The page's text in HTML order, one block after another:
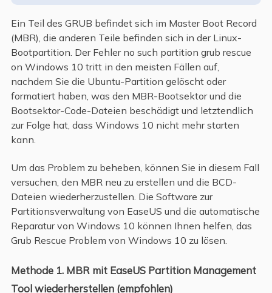
Ein Teil des GRUB befindet sich im Master Boot Record
(MBR), die anderen Teile befinden sich in der Linux-
Bootpartition. Der Fehler no such partition grub rescue
on Windows 10 tritt in den meisten Fällen auf,
nachdem Sie die Ubuntu-Partition gelöscht oder
formatiert haben, was den MBR-Bootsektor und die
Bootsektor-Code-Dateien beschädigt und letztendlich
zur Folge hat, dass Windows 10 nicht mehr starten
kann.
Um das Problem zu beheben, können Sie in diesem Fall
versuchen, den MBR neu zu erstellen und die BCD-
Dateien wiederherzustellen. Die Software zur
Partitionsverwaltung von EaseUS und die automatische
Reparatur von Windows 10 können Ihnen helfen, das
Grub Rescue Problem von Windows 10 zu lösen.
Methode 1. MBR mit EaseUS Partition Management
Tool wiederherstellen (empfohlen)